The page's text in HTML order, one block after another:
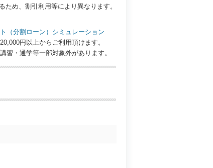
め、割引利用等により異なります。
（分割ローン）シミュレーション
円以上からご利用頂けます。
習・通学等一部対象外があります。